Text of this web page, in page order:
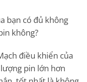
bạn có đủ không
không?
điều khiển của
pin lớn hơn